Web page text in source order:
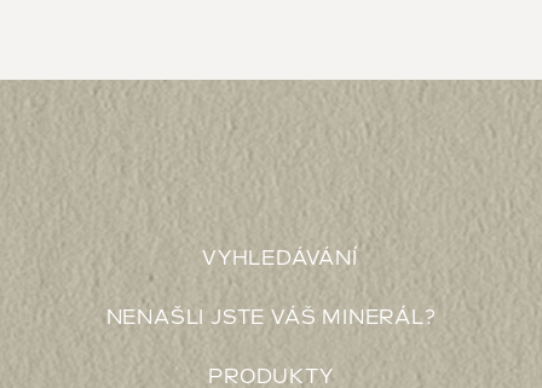
VYHLEDÁVÁNÍ
NENAŠLI JSTE VÁŠ MINERÁL?
PRODUKTY